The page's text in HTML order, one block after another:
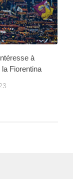
à
Fiorentina